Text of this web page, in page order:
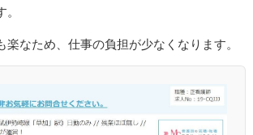
楽なため、仕事の負担が少なくなります。